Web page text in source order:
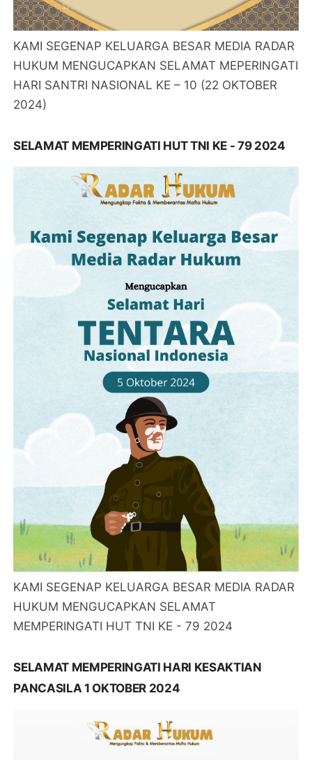
KAMI SEGENAP KELUARGA BESAR MEDIA RADAR
HUKUM MENGUCAPKAN SELAMAT MEPERINGATI
HARI SANTRI NASIONAL KE – 10 (22 OKTOBER
2024)
SELAMAT MEMPERINGATI HUT TNI KE - 79 2024
KAMI SEGENAP KELUARGA BESAR MEDIA RADAR
HUKUM MENGUCAPKAN SELAMAT
MEMPERINGATI HUT TNI KE - 79 2024
SELAMAT MEMPERINGATI HARI KESAKTIAN
PANCASILA 1 OKTOBER 2024